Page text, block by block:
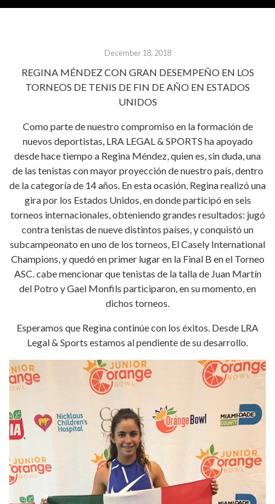
December 18, 2018
REGINA MÉNDEZ CON GRAN DESEMPEÑO EN LOS
TORNEOS DE TENIS DE FIN DE AÑO EN ESTADOS
UNIDOS
Como parte de nuestro compromiso en la formación de
nuevos deportistas, LRA LEGAL & SPORTS ha apoyado
desde hace tiempo a Regina Méndez, quien es, sin duda, una
de las tenistas con mayor proyección de nuestro país, dentro
de la categoría de 14 años. En esta ocasión, Regina realizó una
gira por los Estados Unidos, en donde participó en seis
torneos internacionales, obteniendo grandes resultados: jugó
contra tenistas de nueve distintos países, y conquistó un
subcampeonato en uno de los torneos, El Casely International
Champions, y quedó en primer lugar en la Final B en el Torneo
ASC. cabe mencionar que tenistas de la talla de Juan Martín
del Potro y Gael Monfils participaron, en su momento, en
dichos torneos.
Esperamos que Regina continúe con los éxitos. Desde LRA
Legal & Sports estamos al pendiente de su desarrollo.